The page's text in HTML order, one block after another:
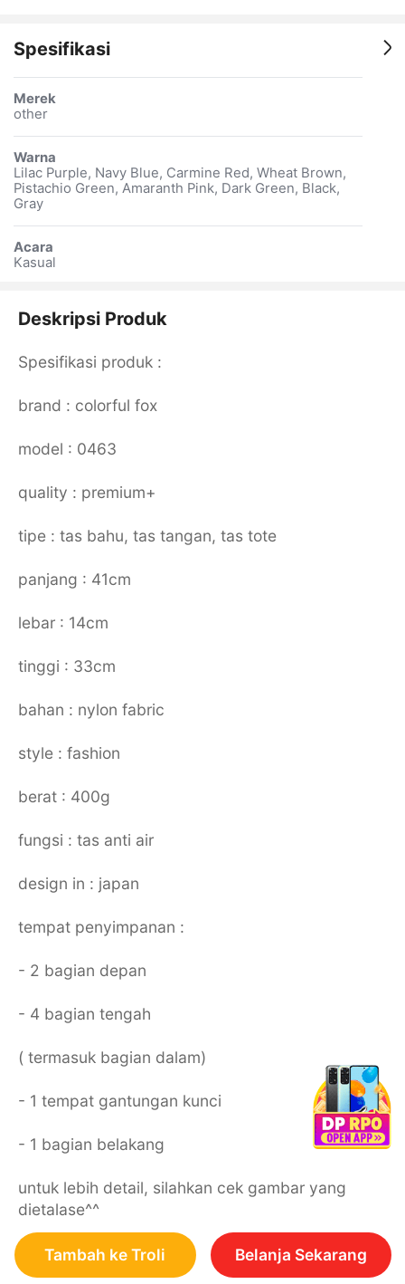
Spesifikasi
Merek
other
Warna
Lilac Purple, Navy Blue, Carmine Red, Wheat Brown,
Pistachio Green, Amaranth Pink, Dark Green, Black,
Gray
Acara
Kasual
Deskripsi Produk
Spesifikasi produk :
brand : colorful fox
model : 0463
quality : premium+
tipe : tas bahu, tas tangan, tas tote
panjang : 41cm
lebar : 14cm
tinggi : 33cm
bahan : nylon fabric
style : fashion
berat : 400g
fungsi : tas anti air
design in : japan
tempat penyimpanan :
- 2 bagian depan
- 4 bagian tengah
( termasuk bagian dalam)
- 1 tempat gantungan kunci
- 1 bagian belakang
untuk lebih detail, silahkan cek gambar yang
dietalase^^
Tambah ke Troli Belanja Sekarang